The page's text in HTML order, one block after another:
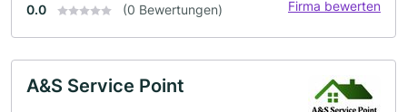
0.0 (0 Bewertungen) Firma bewerten
A&S Service Point